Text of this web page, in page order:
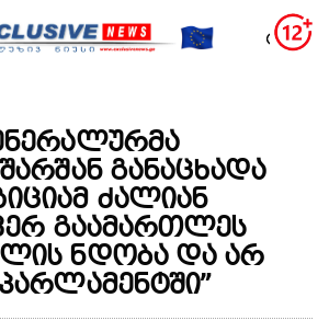
განაცხადა
ძალიან
გაამართლეს
ნდობა და არ